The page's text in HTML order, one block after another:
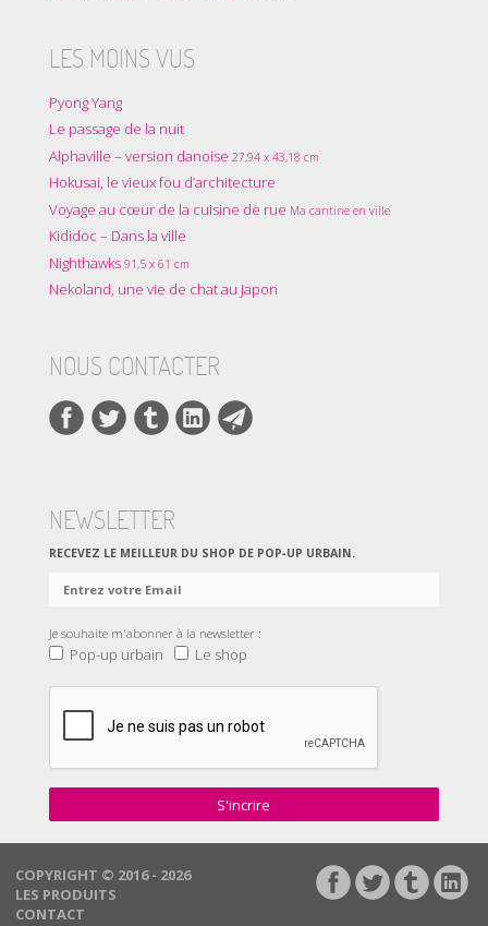
LES MOINS VUS
Pyong Yang
Le passage de la nuit
Alphaville – version danoise 27,94 x 43,18 cm
Hokusai, le vieux fou d’architecture
Voyage au cœur de la cuisine de rue Ma cantine en ville
Kididoc – Dans la ville
Nighthawks 91,5 x 61 cm
Nekoland, une vie de chat au Japon
NOUS CONTACTER
NEWSLETTER
RECEVEZ LE MEILLEUR DU SHOP DE POP‑UP URBAIN.
Je souhaite m'abonner à la newsletter :
Pop-up urbain Le shop
S'incrire
COPYRIGHT © 2016 - 2026
LES PRODUITS
CONTACT